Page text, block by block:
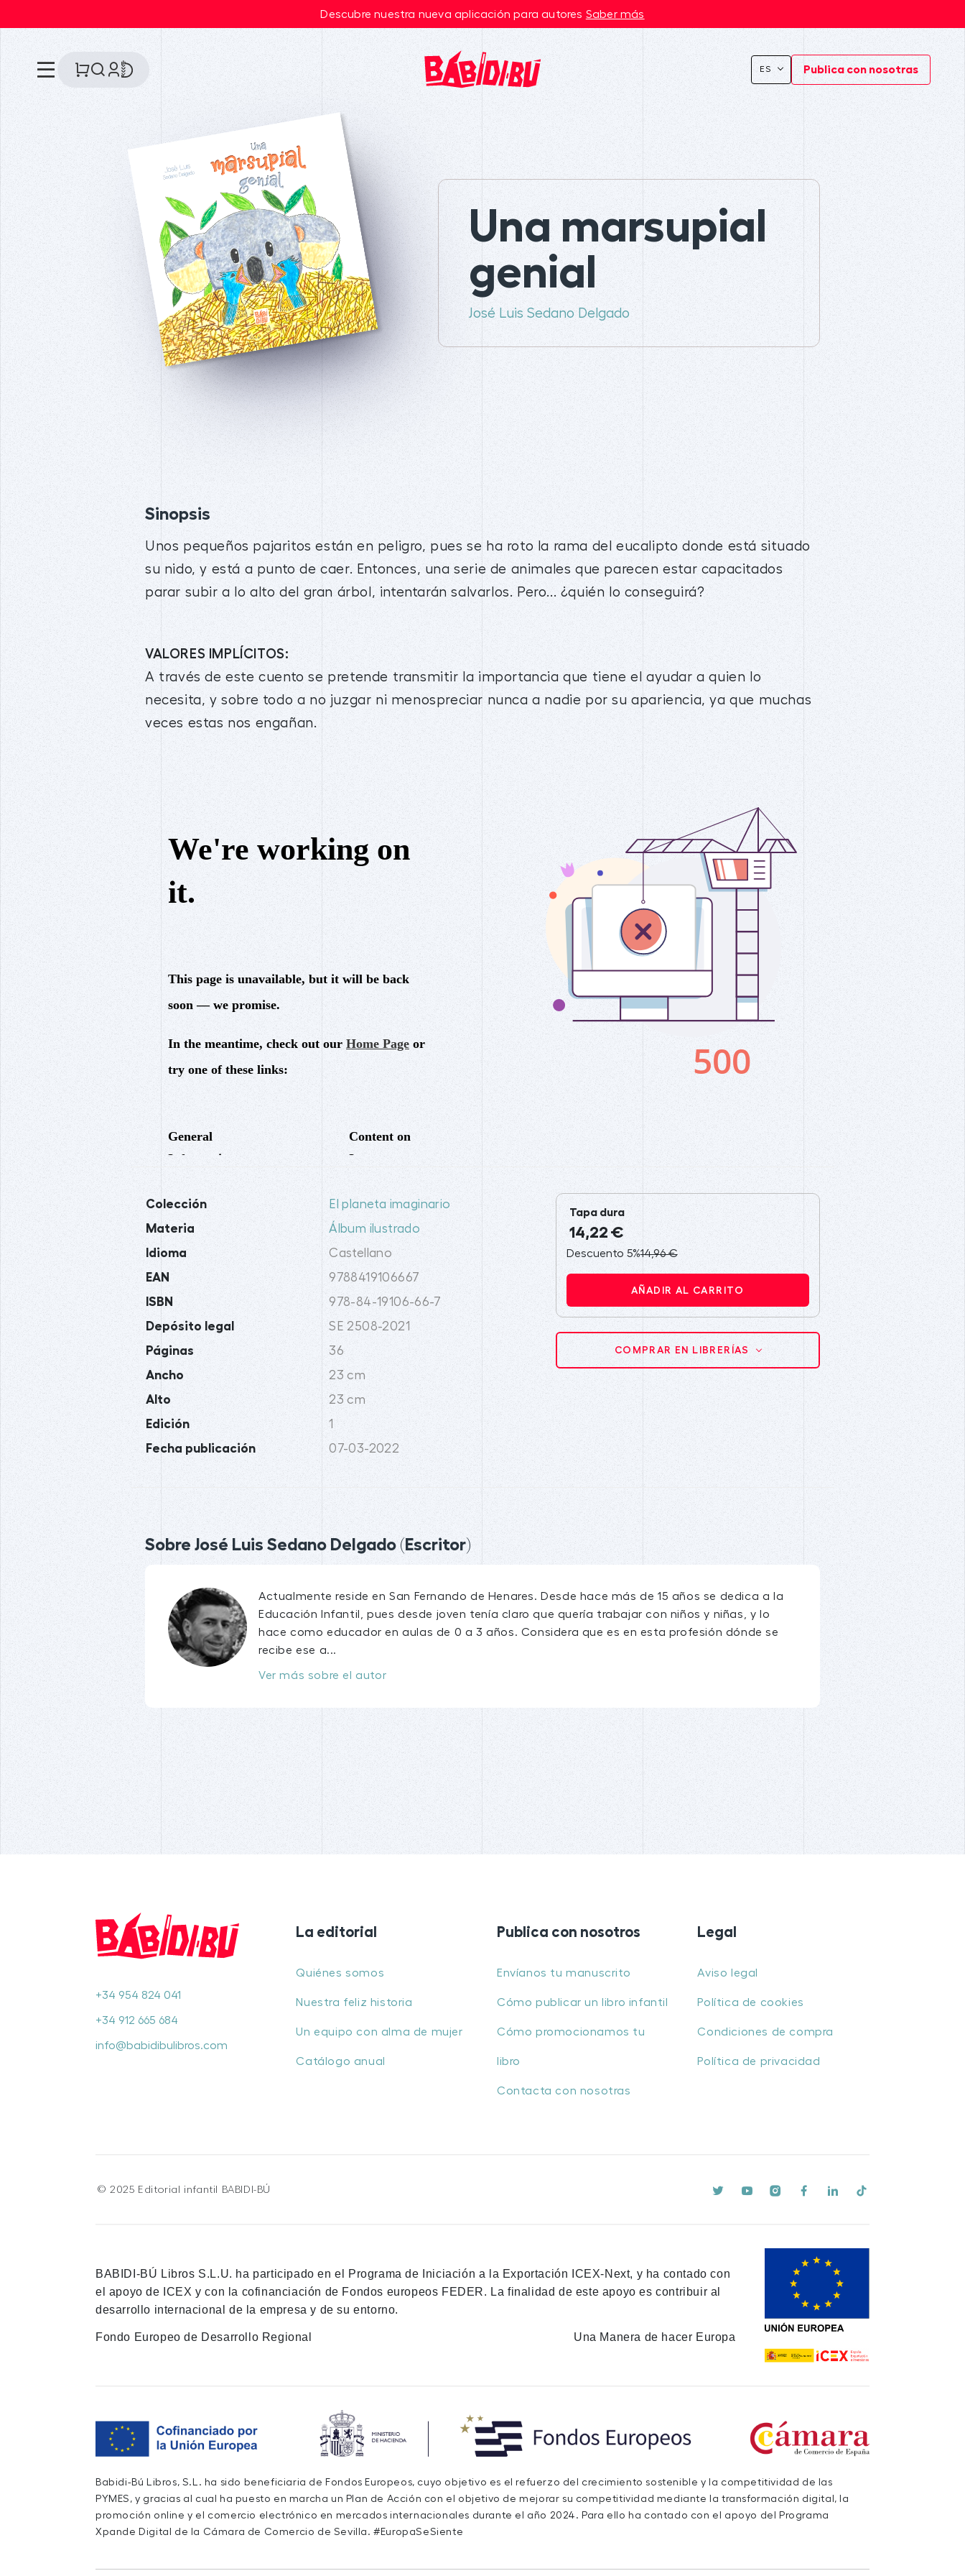
Descubre nuestra nueva aplicación para autores Saber más
ES Publica con nosotras
Una marsupial
genial
José Luis Sedano Delgado
Sinopsis
Unos pequeños pajaritos están en peligro, pues se ha roto la rama del eucalipto donde está situado
su nido, y está a punto de caer. Entonces, una serie de animales que parecen estar capacitados
parar subir a lo alto del gran árbol, intentarán salvarlos. Pero... ¿quién lo conseguirá?
VALORES IMPLÍCITOS:
A través de este cuento se pretende transmitir la importancia que tiene el ayudar a quien lo
necesita, y sobre todo a no juzgar ni menospreciar nunca a nadie por su apariencia, ya que muchas
veces estas nos engañan.
Colección El planeta imaginario
Materia Álbum ilustrado
Idioma Castellano
EAN 9788419106667
ISBN 978-84-19106-66-7
Depósito legal SE 2508-2021
Páginas 36
Ancho 23 cm
Alto 23 cm
Edición 1
Fecha publicación 07-03-2022
Tapa dura
14,22 €
Descuento 5%14,96 €
AÑADIR AL CARRITO
COMPRAR EN LIBRERÍAS
Sobre José Luis Sedano Delgado (Escritor)
Actualmente reside en San Fernando de Henares. Desde hace más de 15 años se dedica a la
Educación Infantil, pues desde joven tenía claro que quería trabajar con niños y niñas, y lo
hace como educador en aulas de 0 a 3 años. Considera que es en esta profesión dónde se
recibe ese a...
Ver más sobre el autor
+34 954 824 041
+34 912 665 684
info@babidibulibros.com
La editorial
Quiénes somos
Nuestra feliz historia
Un equipo con alma de mujer
Catálogo anual
Publica con nosotros
Envíanos tu manuscrito
Cómo publicar un libro infantil
Cómo promocionamos tu
libro
Contacta con nosotras
Legal
Aviso legal
Política de cookies
Condiciones de compra
Política de privacidad
© 2025 Editorial infantil BABIDI-BÚ
BABIDI-BÚ Libros S.L.U. ha participado en el Programa de Iniciación a la Exportación ICEX-Next, y ha contado con
el apoyo de ICEX y con la cofinanciación de Fondos europeos FEDER. La finalidad de este apoyo es contribuir al
desarrollo internacional de la empresa y de su entorno.
Fondo Europeo de Desarrollo Regional Una Manera de hacer Europa
Babidi-Bú Libros, S.L. ha sido beneficiaria de Fondos Europeos, cuyo objetivo es el refuerzo del crecimiento sostenible y la competitividad de las
PYMES, y gracias al cual ha puesto en marcha un Plan de Acción con el objetivo de mejorar su competitividad mediante la transformación digital, la
promoción online y el comercio electrónico en mercados internacionales durante el año 2024. Para ello ha contado con el apoyo del Programa
Xpande Digital de la Cámara de Comercio de Sevilla. #EuropaSeSiente